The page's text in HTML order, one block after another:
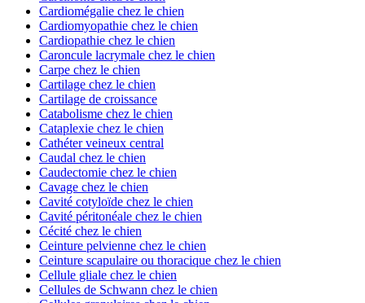
Cardiomégalie chez le chien
Cardiomyopathie chez le chien
Cardiopathie chez le chien
Caroncule lacrymale chez le chien
Carpe chez le chien
Cartilage chez le chien
Cartilage de croissance
Catabolisme chez le chien
Cataplexie chez le chien
Cathéter veineux central
Caudal chez le chien
Caudectomie chez le chien
Cavage chez le chien
Cavité cotyloïde chez le chien
Cavité péritonéale chez le chien
Cécité chez le chien
Ceinture pelvienne chez le chien
Ceinture scapulaire ou thoracique chez le chien
Cellule gliale chez le chien
Cellules de Schwann chez le chien